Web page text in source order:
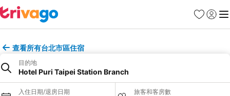
我的最愛
登入 選
查看所有台北市區住宿
目的地
Hotel Puri Taipei Station Branch
入住日期/退房日期 旅客和客房數